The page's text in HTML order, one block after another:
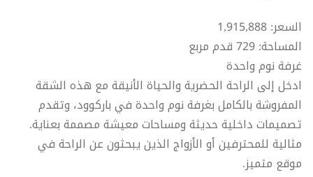
السعر: 1,915,888
المساحة: 729 قدم مربع
غرفة نوم واحدة
ادخل إلى الراحة الحضرية والحياة الأنيقة مع هذه الشقة
المفروشة بالكامل بغرفة نوم واحدة في باركوود، وتقدم
تصميمات داخلية حديثة ومساحات معيشة مصممة بعناية.
مثالية للمحترفين أو الأزواج الذين يبحثون عن الراحة في
موقع متميز.